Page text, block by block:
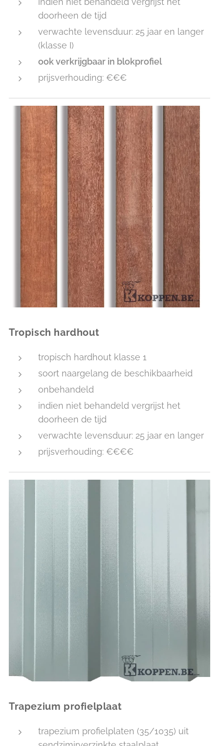
doorheen de tijd
verwachte levensduur: 25 jaar en langer
(klasse I)
ook verkrijgbaar in blokprofiel
prijsverhouding: €€€
Tropisch hardhout
tropisch hardhout klasse 1
soort naargelang de beschikbaarheid
onbehandeld
indien niet behandeld vergrijst het
doorheen de tijd
verwachte levensduur: 25 jaar en langer
prijsverhouding: €€€€
Trapezium profielplaat
trapezium profielplaten (35/1035) uit